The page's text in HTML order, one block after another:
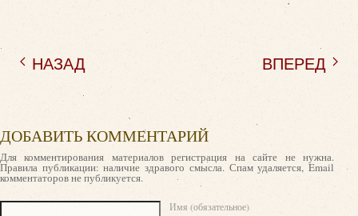
НАЗАД ВПЕРЕД
ДОБАВИТЬ КОММЕНТАРИЙ
Для комментирования материалов регистрация на сайте не нужна.
Правила публикации: наличие здравого смысла. Спам удаляется, Email
комментаторов не публикуется.
Имя (обязательное)
Текст комментария